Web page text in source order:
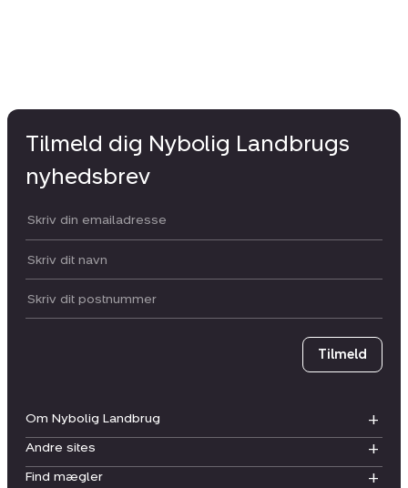
Om Nybolig Landbrug
Andre sites
Find mægler
Tilmeld dig Nybolig Landbrugs
nyhedsbrev
Din email:
Dit navn:
Postnummer
Tilmeld